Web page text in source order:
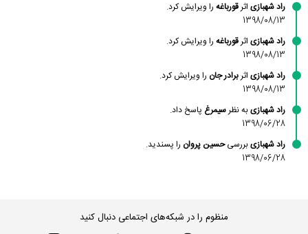
راد شهبازی اثرقورباغه را ویرایش کرد.
1398/08/13
راد شهبازی اثرقورباغه را ویرایش کرد.
1398/08/13
راد شهبازی اثربرادر جان را ویرایش کرد.
1398/08/13
راد شهبازیبه نظرسیمرغ پاسخ داد.
1398/06/28
راد شهبازیبررسیحسین پروان را پسندید.
1398/06/28
منظوم را در شبکه‌های اجتماعی دنبال کنید